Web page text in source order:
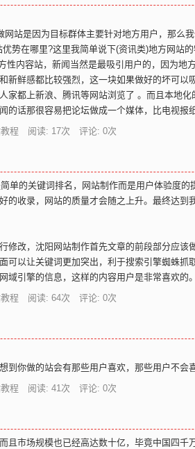
网站是因为目标群体主要针对地方用户，那么
势在哪里?这里我简单说下(资讯类)地方网站的
内容站，新闻当然是最吸引用户的，因为地
新鲜感都比较强烈，这一块如果做好的坏可以
家都上新浪、腾讯等网站浏览了 。而且本地
的话那很容易把论坛做成一个媒体，比电视报
教程 阅读: 17次 评论: 0次
单的关键词排名，网站制作而是用户体验度的
的收录，网站的质量才会随之上升。最终达到
修改，沈阳网站制作首先文章的前段部分应该
可以让关键词更加突出，利于搜索引擎蜘蛛抓
域引擎的信息，这样的内容用户是非常喜欢的。
教程 阅读: 64次 评论: 0次
你做的站会有那些用户喜欢，那些用户不会喜
教程 阅读: 41次 评论: 0次
且市场规模也已经高达数十亿，毕竟中国四千